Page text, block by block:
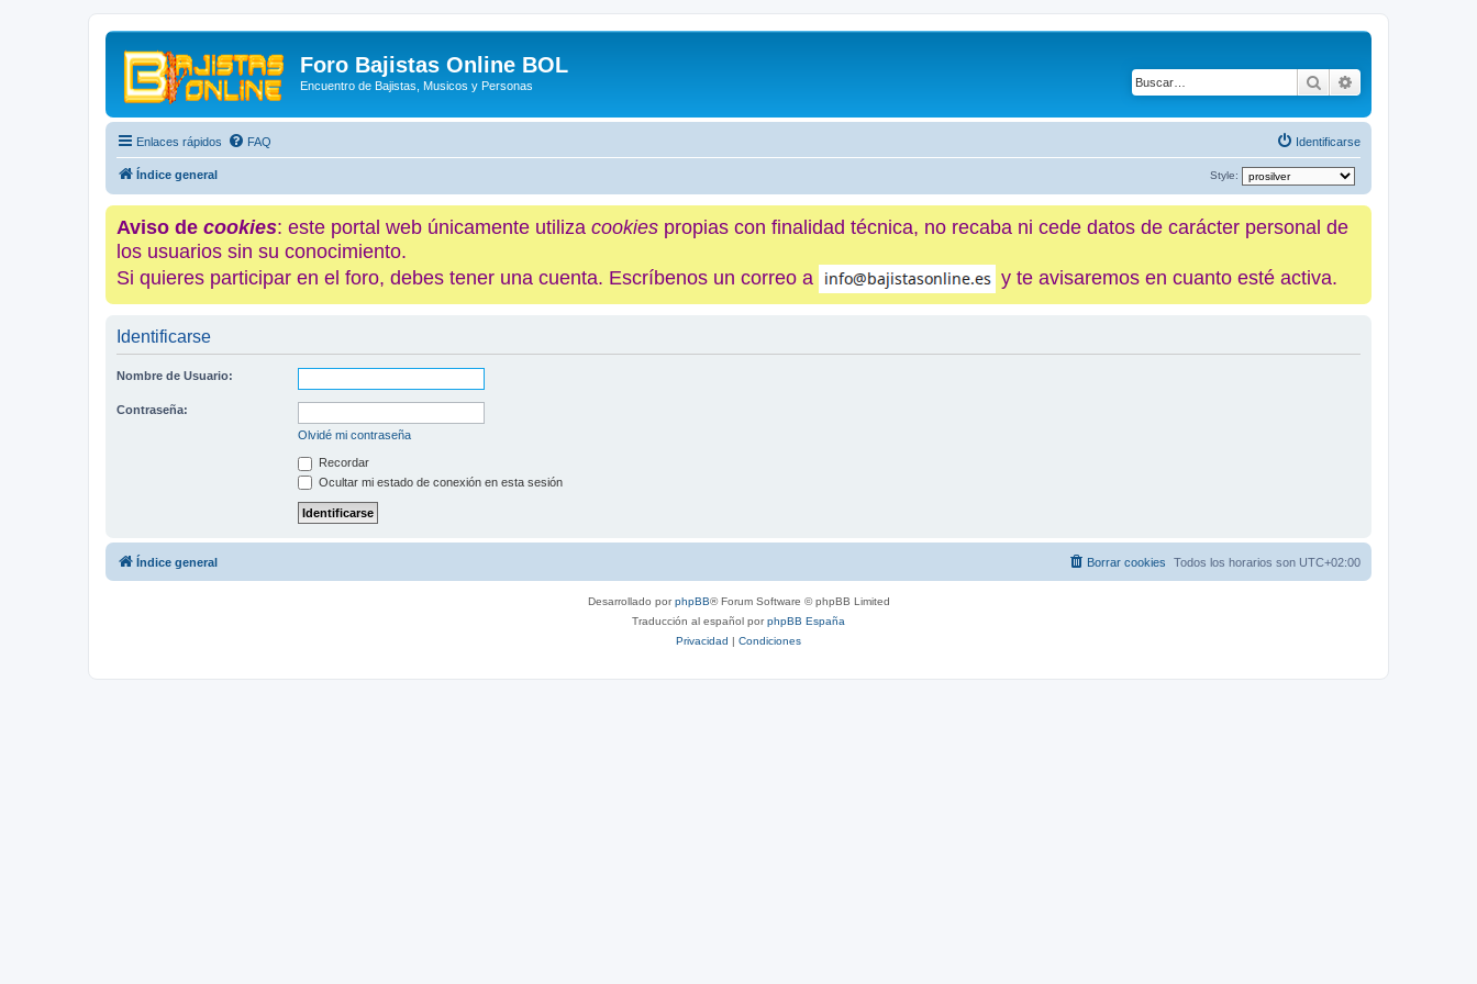
Foro Bajistas Online BOL
Encuentro de Bajistas, Musicos y Personas Buscar
Enlaces rápidos FAQ Identificarse
Índice general Style:
Aviso de cookies: este portal web únicamente utiliza cookies propias con finalidad técnica, no recaba ni cede datos de carácter personal de
los usuarios sin su conocimiento.
Si quieres participar en el foro, debes tener una cuenta. Escríbenos un correo a
y te avisaremos en cuanto esté activa.
Identificarse
Nombre de Usuario:
Contraseña:
Olvidé mi contraseña
Recordar
Ocultar mi estado de conexión en esta sesión
Índice general Todos los horarios son UTC+02:00
Borrar cookies
Desarrollado porphpBB® Forum Software © phpBB Limited
Traducción al español porphpBB España
Privacidad
Condiciones